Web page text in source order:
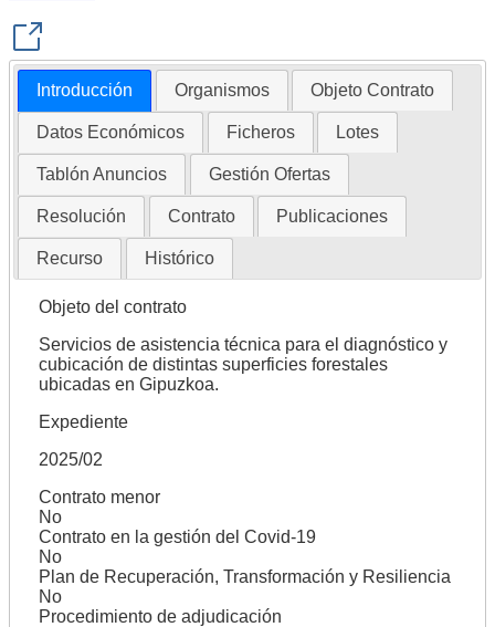
Introducción Organismos Objeto Contrato
Datos Económicos Ficheros Lotes
Tablón Anuncios Gestión Ofertas
Resolución Contrato Publicaciones
Recurso Histórico
Objeto del contrato
Servicios de asistencia técnica para el diagnóstico y
cubicación de distintas superficies forestales
ubicadas en Gipuzkoa.
Expediente
2025/02
Contrato menor
No
Contrato en la gestión del Covid-19
No
Plan de Recuperación, Transformación y Resiliencia
No
Procedimiento de adjudicación